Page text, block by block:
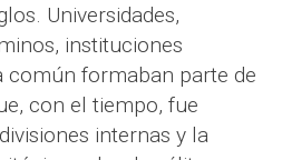
Universidades,
instituciones
común formaban parte de
con el tiempo, fue
internas y la